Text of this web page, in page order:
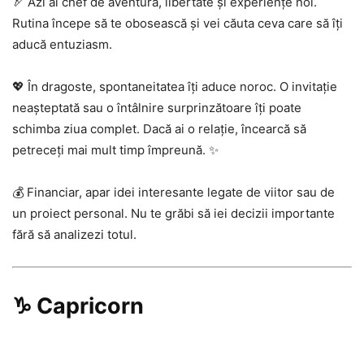
Rutina începe să te obosească și vei căuta ceva care să îți
aducă entuziasm.
💖 În dragoste, spontaneitatea îți aduce noroc. O invitație
neașteptată sau o întâlnire surprinzătoare îți poate
schimba ziua complet. Dacă ai o relație, încearcă să
petreceți mai mult timp împreună. ✨
💰 Financiar, apar idei interesante legate de viitor sau de
un proiect personal. Nu te grăbi să iei decizii importante
fără să analizezi totul.
♑ Capricorn